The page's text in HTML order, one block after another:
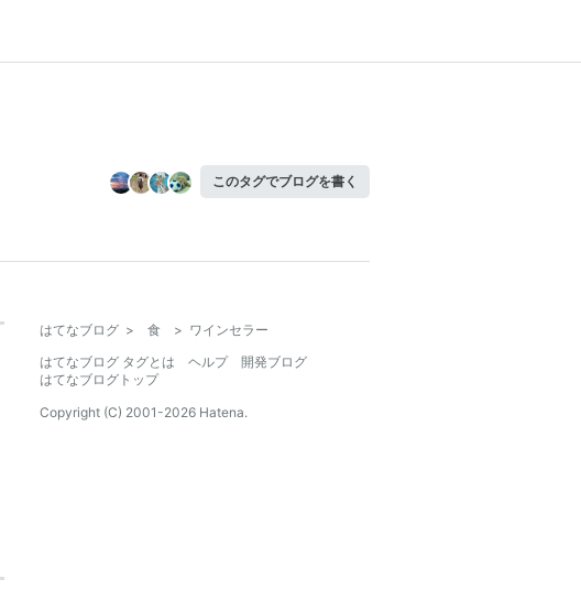
このタグでブログを書く
はてなブログ > 食 > ワインセラー
はてなブログ タグとは
ヘルプ
開発ブログ
はてなブログトップ
Copyright (C) 2001-2026 Hatena.